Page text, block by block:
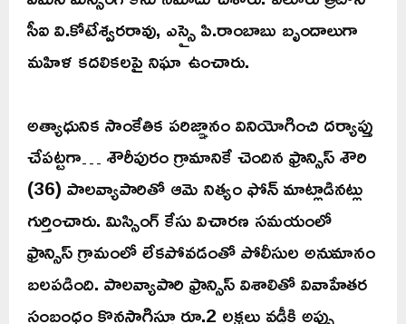
సీఐ వి.కోటేశ్వరరావు, ఎస్సై పి.రాంబాబు బృందాలుగా
మహిళ కదలికలపై నిఘా ఉంచారు.
అత్యాధునిక సాంకేతిక పరిజ్ఞానం వినియోగించి దర్యాప్తు
చేపట్టగా… శౌరీపురం గ్రామానికే చెందిన ఫ్రాన్సిస్ శౌరి
(36) పాలవ్యాపారితో ఆమె నిత్యం ఫోన్ మాట్లాడినట్లు
గుర్తించారు. మిస్సింగ్ కేసు విచారణ సమయంలో
ఫ్రాన్సిస్ గ్రామంలో లేకపోవడంతో పోలీసుల అనుమానం
బలపడింది. పాలవ్యాపారి ఫ్రాన్సిస్ విశాలితో వివాహేతర
సంబంధం కొనసాగిస్తూ రూ.2 లక్షలు వడ్డీకి అప్పు